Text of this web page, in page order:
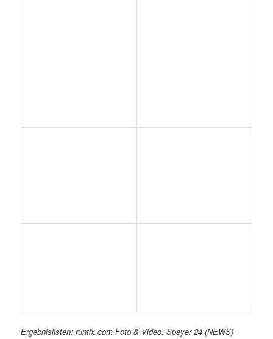
Ergebnislisten: runtix.com Foto & Video: Speyer 24 (NEWS)